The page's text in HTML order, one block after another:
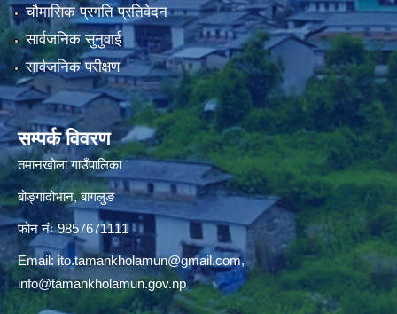
चौमासिक प्रगति प्रतिवेदन
सार्वजनिक सुनुवाई
सार्वजनिक परीक्षण
सम्पर्क विवरण
तमानखोला गाउँपालिका
बोङ्गादोभान, बागलुङ
फोन नंः 9857671111
Email: ito.tamankholamun@gmail.com,
info@tamankholamun.gov.np